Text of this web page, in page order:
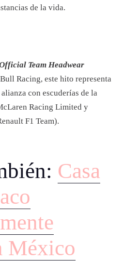
de la vida.
Team Headwear
Racing, este hito representa
con escuderías de la
Racing Limited y
F1 Team).
Casa
México